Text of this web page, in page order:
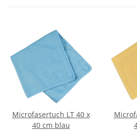
Microfasertuch LT 40 x
40 cm blau